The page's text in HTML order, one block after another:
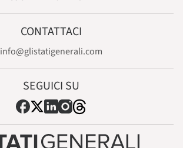
CONTATTACI
info@glistatigenerali.com
SEGUICI SU